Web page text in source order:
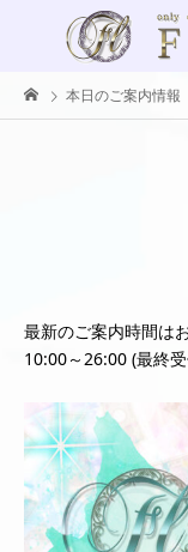
本日のご案内情報
最新のご案内時間は
10:00～26:00 (最終受